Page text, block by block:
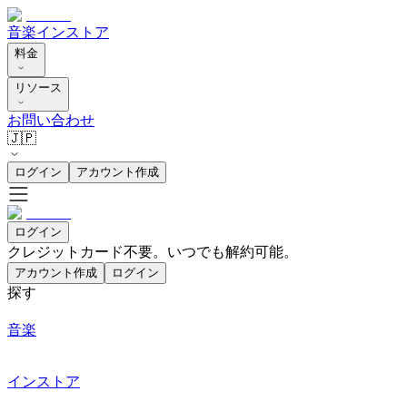
音楽インストア
料金
リソース
お問い合わせ
🇯🇵
ログイン アカウント作成
ログイン
クレジットカード不要。いつでも解約可能。
アカウント作成 ログイン
探す
音楽
インストア